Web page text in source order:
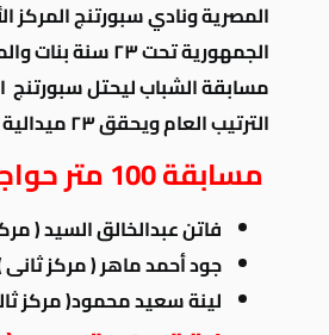
المصرية ونادي سبورتنج المركز
الجمهورية تحت ٢٣
مسابقة الشباب ليحتل سبورتنج
الترتيب العام ويحقق ٢٣ ميدالية متنوعة
مسابقة 100 متر حواجز ( بنات )
فاتن عبدالخالق السيد (
جود أحمد ماهر ( مركز ثانى
لينة سعيد محمود( مركز